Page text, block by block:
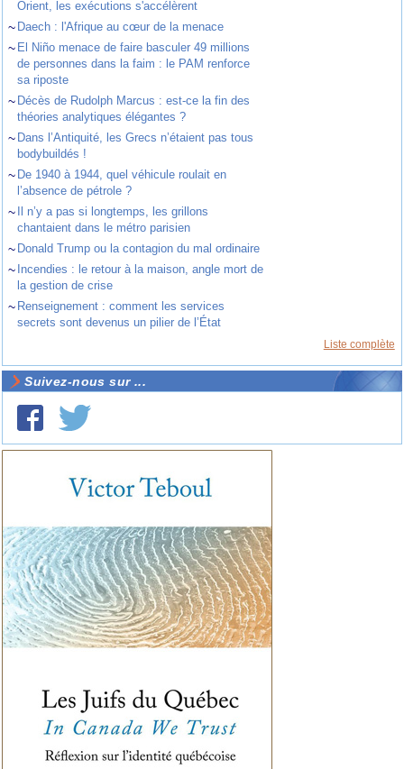
Orient, les exécutions s'accélèrent
~ Daech : l'Afrique au cœur de la menace
~ El Niño menace de faire basculer 49 millions
de personnes dans la faim : le PAM renforce
sa riposte
~ Décès de Rudolph Marcus : est-ce la fin des
théories analytiques élégantes ?
~ Dans l’Antiquité, les Grecs n’étaient pas tous
bodybuildés !
~ De 1940 à 1944, quel véhicule roulait en
l’absence de pétrole ?
~
Il n’y a pas si longtemps, les grillons
chantaient dans le métro parisien
~ Donald Trump ou la contagion du mal ordinaire
~ Incendies : le retour à la maison, angle mort de
la gestion de crise
~ Renseignement : comment les services
secrets sont devenus un pilier de l’État
Liste complète
Suivez-nous sur ...